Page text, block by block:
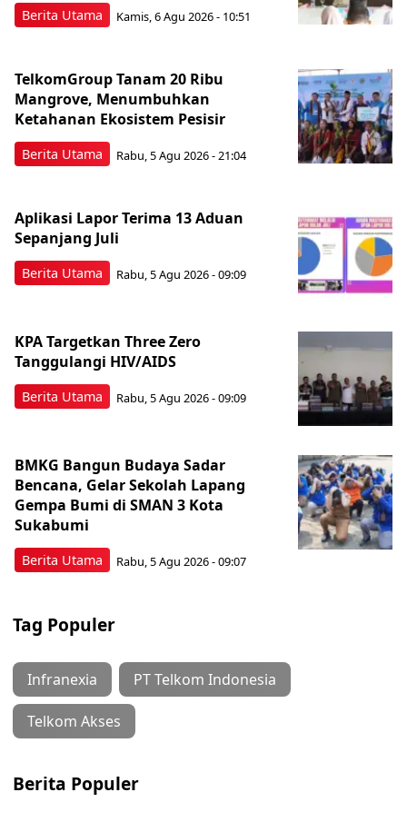
Berita Utama Kamis, 6 Agu 2026 - 10:51
Berita Utama
TelkomGroup Tanam 20 Ribu
Mangrove, Menumbuhkan
Ketahanan Ekosistem Pesisir
Rabu, 5 Agu 2026 - 21:04
Berita Utama
Aplikasi Lapor Terima 13 Aduan
Sepanjang Juli
Rabu, 5 Agu 2026 - 09:09
Berita Utama
KPA Targetkan Three Zero
Tanggulangi HIV/AIDS
Rabu, 5 Agu 2026 - 09:09
Berita Utama
BMKG Bangun Budaya Sadar
Bencana, Gelar Sekolah Lapang
Gempa Bumi di SMAN 3 Kota
Sukabumi
Rabu, 5 Agu 2026 - 09:07
Tag Populer
Infranexia PT Telkom Indonesia
Telkom Akses
Berita Populer